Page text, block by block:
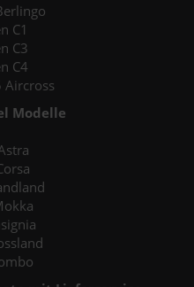
C1
C3
C4
Aircross
Modelle